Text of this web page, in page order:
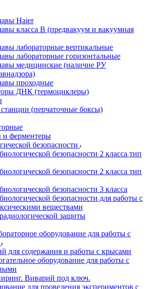
Haier
класса B (предвакуум и вакуумная
лабораторные вертикальные
лабораторные горизонтальные
медицинские (наличие РУ
проходные
ДНК (термоциклеры)
(перчаточные боксы)
и ферментеры
безопасности
безопасности 2 класса тип
безопасности 2 класса тип
безопасности 3 класса
безопасности для работы с
веществами
защиты
оборудование для работы с
для содержания и работы с крысами
оборудование для работы с
Виварий под ключ.
для проведения экспериментов с